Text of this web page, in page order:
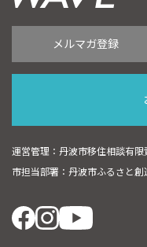
メルマガ登録
運営管理：丹波市移住相談有限
市担当部署：丹波市ふるさと